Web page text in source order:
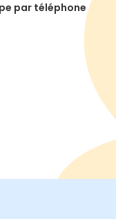
par téléphone